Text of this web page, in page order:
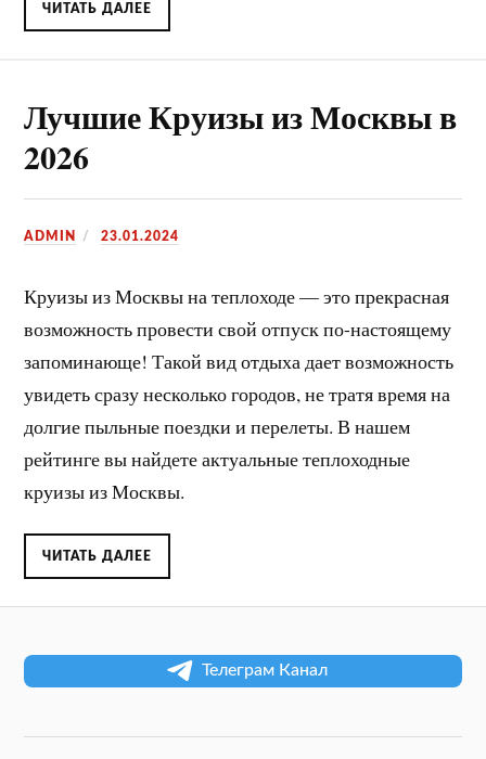
ЧИТАТЬ ДАЛЕЕ
Лучшие Круизы из Москвы в
2026
ADMIN 23.01.2024
Круизы из Москвы на теплоходе — это прекрасная
возможность провести свой отпуск по-настоящему
запоминающе! Такой вид отдыха дает возможность
увидеть сразу несколько городов, не тратя время на
долгие пыльные поездки и перелеты. В нашем
рейтинге вы найдете актуальные теплоходные
круизы из Москвы.
ЧИТАТЬ ДАЛЕЕ
Телеграм Канал